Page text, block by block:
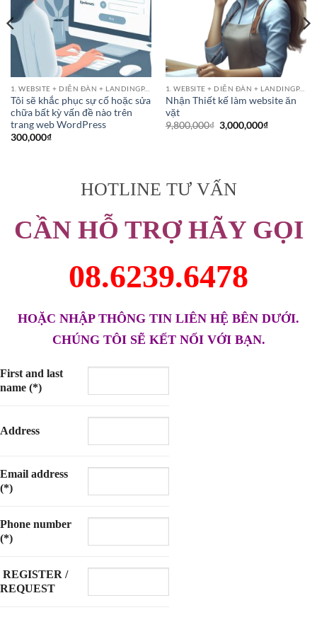
1. WEBSITE + DIỄN ĐÀN + LANDINGPAGE
Tôi sẽ khắc phục sự cố hoặc sửa
chữa bất kỳ vấn đề nào trên
trang web WordPress
300,000₫
1. WEBSITE + DIỄN ĐÀN + LANDINGPAGE
Nhận Thiết kế làm website ăn
vặt
9,800,000₫ Giá
gốc
3,000,000₫Giá
HOTLINE TƯ VẤN
CẦN HỖ TRỢ HÃY GỌI
08.6239.6478
HOẶC NHẬP THÔNG TIN LIÊN HỆ BÊN DƯỚI.
CHÚNG TÔI SẼ KẾT NỐI VỚI BẠN.
First and last
name (*)
Address
Email address
(*)
Phone number
(*)
REGISTER /
REQUEST